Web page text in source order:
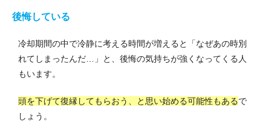
後悔している
冷却期間の中で冷静に考える時間が増えると「なぜあの時別
れてしまったんだ…」と、後悔の気持ちが強くなってくる人
もいます。
頭を下げて復縁してもらおう、と思い始める可能性もあるで
しょう。